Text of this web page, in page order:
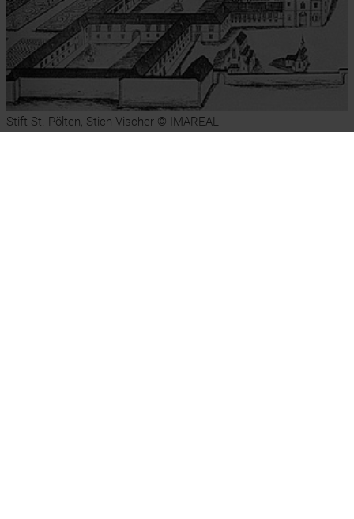
Stift St. Pölten, Stich Vischer © IMAREAL